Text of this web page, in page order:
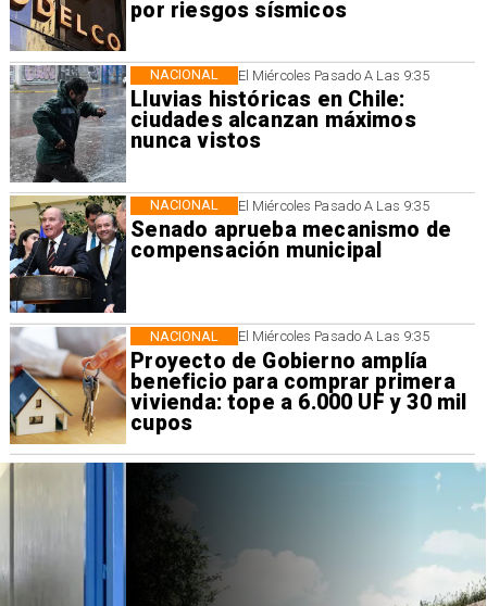
por riesgos sísmicos
El Miércoles Pasado A Las 9:35
Lluvias históricas en Chile:
ciudades alcanzan máximos
nunca vistos
NACIONAL
El Miércoles Pasado A Las 9:35
Senado aprueba mecanismo de
compensación municipal
NACIONAL
El Miércoles Pasado A Las 9:35
Proyecto de Gobierno amplía
beneficio para comprar primera
vivienda: tope a 6.000 UF y 30 mil
cupos
NACIONAL